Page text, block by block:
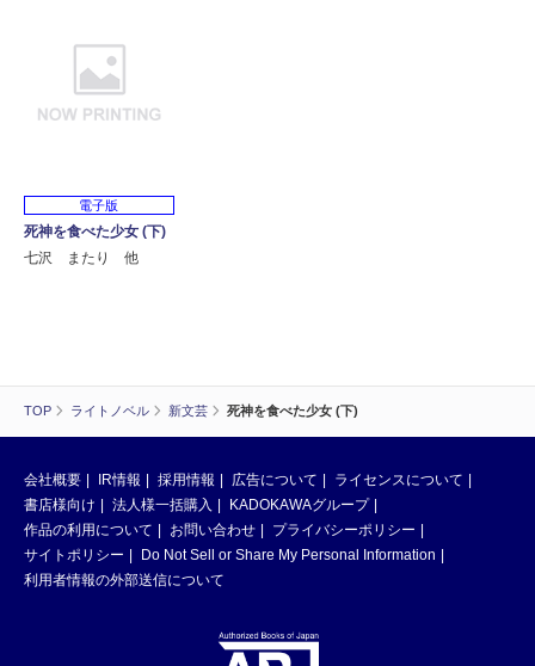
TOP ライトノベル 新文芸 死神を食べた少女 (下)
電子版
死神を食べた少女 (下)
七沢 またり 他
会社概要 IR情報 採用情報 広告について
ライセンスについて
書店様向け
法人様一括購入
KADOKAWAグループ
作品の利用について
お問い合わせ
プライバシーポリシー
サイトポリシー
Do Not Sell or Share My Personal Information
利用者情報の外部送信について